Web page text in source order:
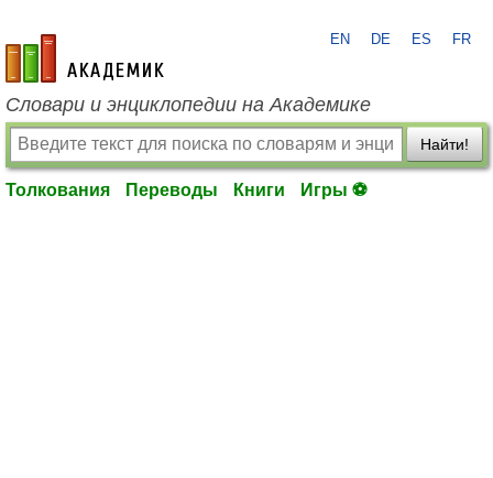
academic.ru
EN DE ES FR
Словари и энциклопедии на Академике
Найти!
Толкования Переводы Книги Игры ⚽